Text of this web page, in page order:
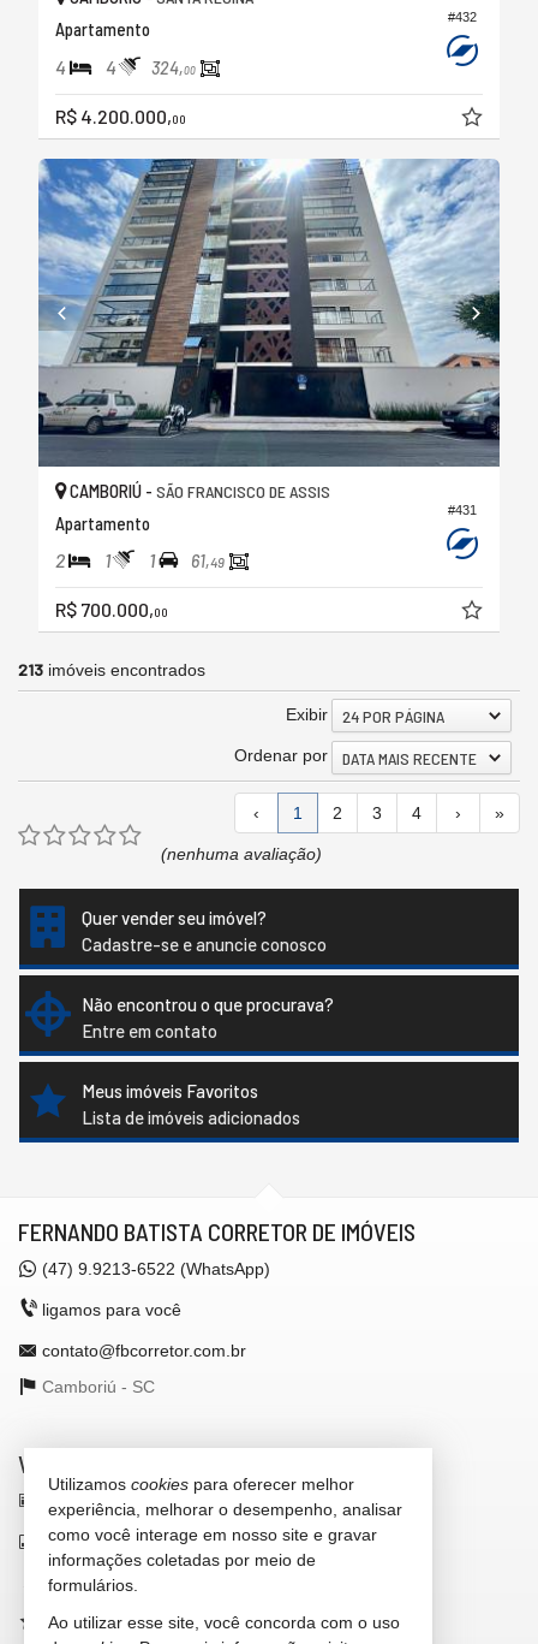
#432
Apartamento
4 4 324,00
R$ 4.200.000,00
#431
CAMBORIÚ - SÃO FRANCISCO DE ASSIS
Apartamento
2 1 1 61,49
R$ 700.000,00
213 imóveis encontrados
Exibir 24 POR PÁGINA
Ordenar por DATA MAIS RECENTE
‹ 1 2 3 4 › »
(nenhuma avaliação)
Quer vender seu imóvel?
Cadastre-se e anuncie conosco
Não encontrou o que procurava?
Entre em contato
Meus imóveis Favoritos
Lista de imóveis adicionados
FERNANDO BATISTA CORRETOR DE IMÓVEIS
(47) 9.9213-6522 (WhatsApp)
ligamos para você
contato@fbcorretor.com.br
Camboriú - SC
VEJA MAIS
receba nosso newsletter
indicadores financeiros
cadastre seu imóvel
imóveis favoritos
Utilizamos cookies para oferecer melhor
experiência, melhorar o desempenho, analisar
como você interage em nosso site e gravar
informações coletadas por meio de
formulários.
Ao utilizar esse site, você concorda com o uso